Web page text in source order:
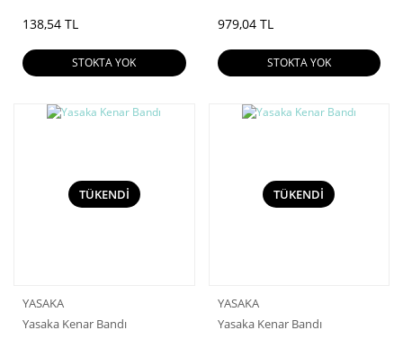
138,54 TL
STOKTA YOK
979,04 TL
STOKTA YOK
TÜKENDİ
YASAKA
Yasaka Kenar Bandı
TÜKENDİ
YASAKA
Yasaka Kenar Bandı